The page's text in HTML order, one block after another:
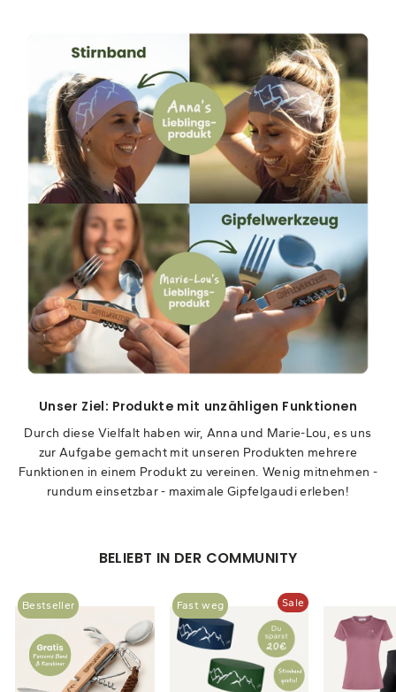
Unser Ziel: Produkte mit unzähligen Funktionen
Durch diese Vielfalt haben wir, Anna und Marie-Lou, es uns
zur Aufgabe gemacht mit unseren Produkten mehrere
Funktionen in einem Produkt zu vereinen. Wenig mitnehmen -
rundum einsetzbar - maximale Gipfelgaudi erleben!
BELIEBT IN DER COMMUNITY
Bestseller Fast weg Sale